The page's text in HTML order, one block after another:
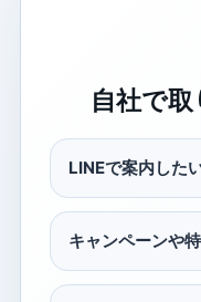
自社で
LINEで案内した
キャンペーンや